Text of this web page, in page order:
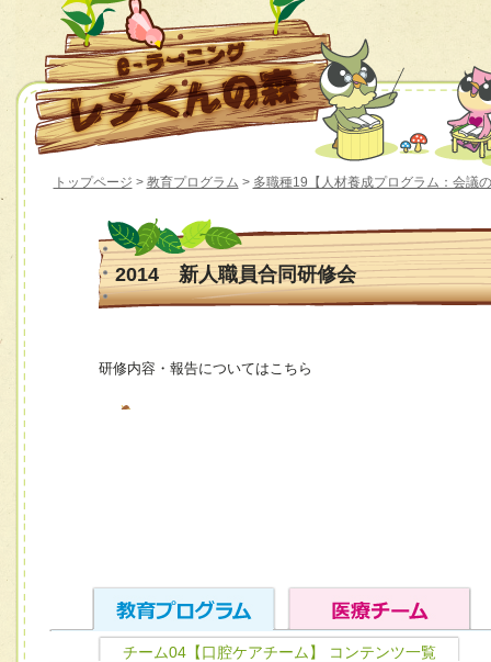
トップページ > 教育プログラム > 多職種19【人材養成プログラム：会議
2014 新人職員合同研修会
研修内容・報告についてはこちら
チーム04【口腔ケアチーム】 コンテンツ一覧